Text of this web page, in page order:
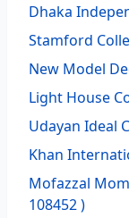
Dhaka
Stamford
New Model
Light House
Udayan Ideal
Khan
Mofazzal
108452 )